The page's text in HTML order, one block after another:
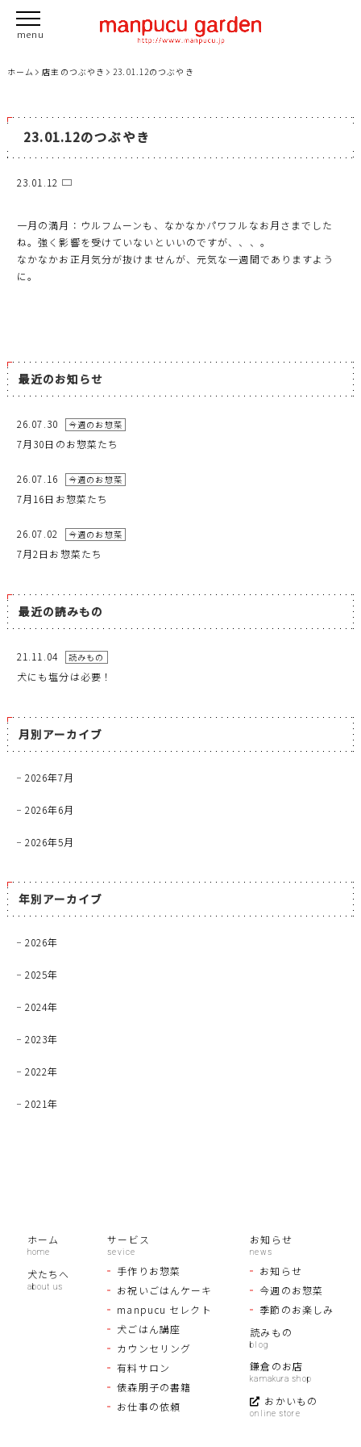
ホーム 店主のつぶやき 23.01.12のつぶやき
23.01.12のつぶやき
23.01.12
一月の満月：ウルフムーンも、なかなかパワフルなお月さまでした
ね。強く影響を受けていないといいのですが、、、。
なかなかお正月気分が抜けませんが、元気な一週間でありますよう
に。
最近のお知らせ
26.07.30 今週のお惣菜
7月30日のお惣菜たち
26.07.16 今週のお惣菜
7月16日お惣菜たち
26.07.02 今週のお惣菜
7月2日お惣菜たち
最近の読みもの
21.11.04 読みもの
犬にも塩分は必要！
月別アーカイブ
2026年7月
2026年6月
2026年5月
年別アーカイブ
2026年
2025年
2024年
2023年
2022年
2021年
ホーム
犬たちへ
サービス
手作りお惣菜
お祝いごはんケーキ
manpucu セレクト
犬ごはん講座
カウンセリング
有料サロン
俵森朋子の書籍
お仕事の依頼
お知らせ
お知らせ
今週のお惣菜
季節のお楽しみ
読みもの
鎌倉のお店
おかいもの